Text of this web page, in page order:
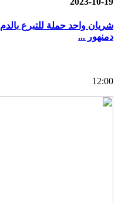
شريان واحد حملة للتبرع
دمنهور ...
12:00